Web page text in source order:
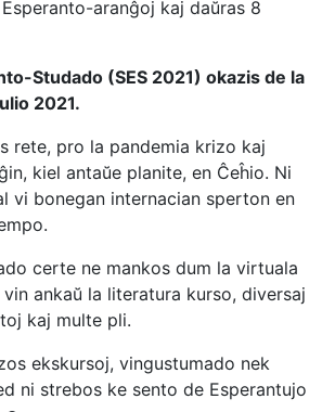
aranĝoj kaj daŭras 8
Studado (SES 2021) okazis de la
2021.
rete, pro la pandemia krizo kaj
kiel antaŭe planite, en Ĉeĥio. Ni
vi bonegan internacian sperton en
certe ne mankos dum la virtuala
ankaŭ la literatura kurso, diversaj
kaj multe pli.
ekskursoj, vingustumado nek
ni strebos ke sento de Esperantujo